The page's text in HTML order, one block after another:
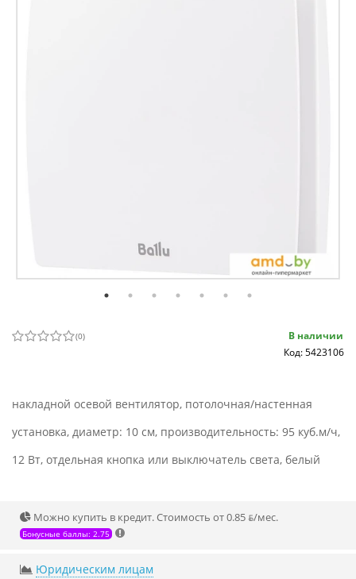
(0)
В наличии
Код: 5423106
накладной осевой вентилятор, потолочная/настенная
установка, диаметр: 10 см, производительность: 95 куб.м/ч,
12 Вт, отдельная кнопка или выключатель света, белый
Можно купить в кредит. Стоимость от 0.85 ƃ/мec.
Бонусные баллы: 2.75
Юридическим лицам